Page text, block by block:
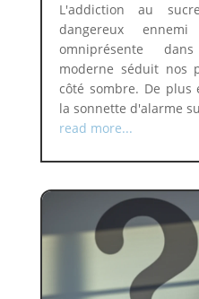
L'addiction au
dangereux
omniprésente
moderne séduit nos
côté sombre. De
la sonnette d'alarme
read more...